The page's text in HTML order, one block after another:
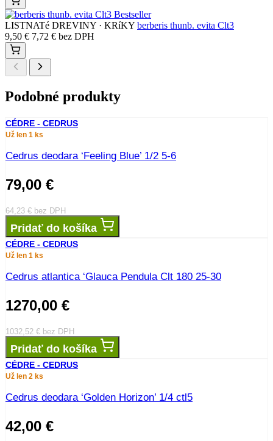
Bestseller
LISTNATé DREVINY · KRíKY berberis thunb. evita Clt3
9,50 € 7,72 € bez DPH
Podobné produkty
CÉDRE - CEDRUS
Už len 1 ks
Cedrus deodara ‘Feeling Blue’ 1/2 5-6
79,00 €
64,23 € bez DPH
Pridať do košíka
CÉDRE - CEDRUS
Už len 1 ks
Cedrus atlantica ‘Glauca Pendula Clt 180 25-30
1270,00 €
1032,52 € bez DPH
Pridať do košíka
CÉDRE - CEDRUS
Už len 2 ks
Cedrus deodara ‘Golden Horizon’ 1/4 ctl5
42,00 €